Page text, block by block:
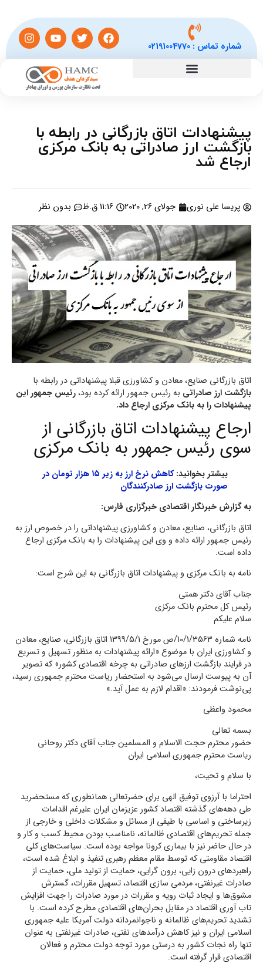
شماره تماس :02191004770
پیشنهادات اتاق بازرگانی در رابطه با
بازگشت ارز صادراتی به بانک مرکزی
ارجاع شد
پریسا علی نوری جولای 26, 2020 11:16 ق.ظ بدون نظر
اتاق بازرگانی صنایع، معادن و کشاورزی قبلا پیشنهاداتی در رابطه با
بازگشت ارز صادراتی به رئیس جمهور ارائه کرده بود،رئیس جمهور این
پیشنهادات را به بانک مرکزی ارجاع داد.
ارجاع پیشنهادات اتاق بازرگانی از
سوی رئیس جمهور به بانک مرکزی
بیشتر بخوانید:
کاهش نرخ ارز به زیر ۱۵ هزار تومان در
صورت بازگشت ارز صادرکنندگان
به گزارش خبرنگار اقتصادی خبرگزاری فارس:
اتاق بازرگانی، صنایع، معادن و کشاورزی پیشنهاداتی را در خصوص ارز به
رئیس جمهور ارائه داده و وی این پیشنهادات را به بانک مرکزی ارجاع
داده است.
نامه به بانک مرکزی و پیشنهادات اتاق بازرگانی به این شرح است:
جناب آقای دکتر همتی
رئیس کل محترم بانک مرکزی
سلام علیکم
نامه شماره 10/1/3563/ص مورخ 1399/5/1 اتاق بازرگانی، صنایع، معادن
و کشاورزی ایران با موضوع «ارائه پیشنهاد‌ات به منظور تسهیل و تسریع
در فرایند بازگشت ارزهای صادراتی به چرخه اقتصادی کشور» که تصویر
آن به پیوست ارسال می‌شود به استحضار ریاست محترم جمهوری رسید،
پی‌‌نوشت فرمودند: «اقدام لازم به عمل آید.»
محمود واعظی
بسمه تعالی
حضور محترم حجت الاسلام و المسلمین جناب آقای دکتر روحانی
ریاست محترم جمهوری اسلامی ایران
با سلام و تحیت،
احتراما با آرزوی توفیق الهی برای حضرتعالی همانطوری که مستحضرید
طی دهه‌های گذشته اقتصاد کشور عزیزمان ایران علیرغم اقدامات
زیرساختی و اساسی با طیفی از مسائل و مشکلات داخلی و خارجی از
جمله تحریم‌های اقتصادی ظالمانه، نامناسب بودن محیط کسب و کار و
در حال حاضر نیز با بیماری کرونا مواجه بوده است. سیاست‌های کلی
اقتصاد مقاومتی که توسط مقام معظم رهبری تنفیذ و ابلاغ شده است،
راهبردهای درون زایی، برون گرایی، حمایت از تولید ملی، حمایت از
صادرات غیرنفتی، مردمی سازی اقتصاد، تسهیل مقررات، گسترش
مشوق‌ها و ایجاد ثبات رویه و مقررات در مورد صادرات را جهت افزایش
تاب آوری اقتصاد در مقابل بحران‌های اقتصادی مطرح کرده است. با
تشدید تحریم‌های ظالمانه و ناجوانمردانه دولت آمریکا علیه جمهوری
اسلامی ایران و نیز کاهش درآمدهای نفتی، صادرات غیرنفتی به عنوان
تنها راه نجات کشور به درستی مورد توجه دولت محترم و فعالان
اقتصادی قرار گرفته است.